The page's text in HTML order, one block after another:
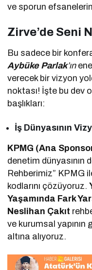
ve sporun
Zirve’de Seni
Bu sadece bir
Aybüke Parlak’ın
verecek bir vizyon
noktası! İşte bu dev
başlıkları:
İş Dünyasının
KPMG (Ana
denetim dünyasının
Rehberimiz” KPMG
kodlarını çözüyoruz.
Yaşamında Fark
Neslihan Çakıt
ve kurumsal
altına alıyoruz.